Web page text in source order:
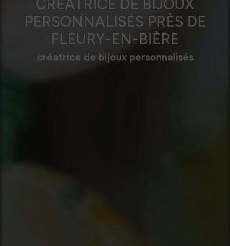
CRÉATRICE DE BIJOUX
PERSONNALISÉS PRÈS DE
FLEURY-EN-BIÈRE
créatrice de bijoux personnalisés